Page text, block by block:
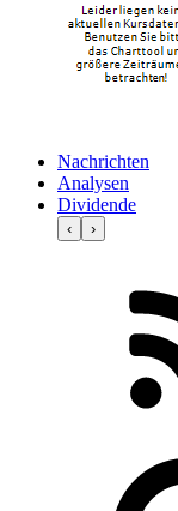
Nachrichten
Analysen
Dividende
‹ ›